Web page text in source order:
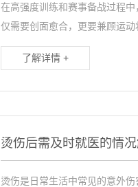
在高强度训练和赛事备战过程
仅需要创面愈合，更要兼顾运动
了解详情 +
烫伤后需及时就医的情
烫伤是日常生活中常见的意外